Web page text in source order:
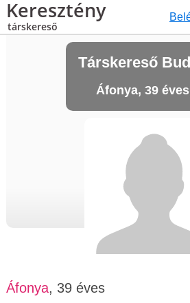
Keresztény
társkereső
Társkereső
Áfonya, 39
Áfonya, 39 éves